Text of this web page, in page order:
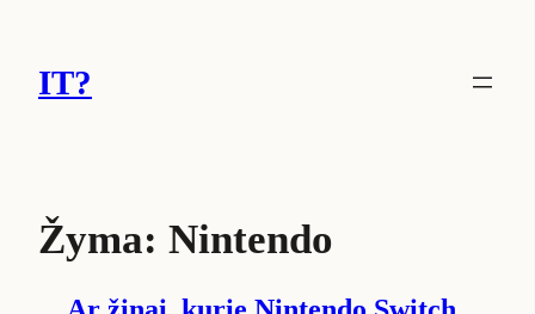
turinioIT?
Žyma: Nintendo